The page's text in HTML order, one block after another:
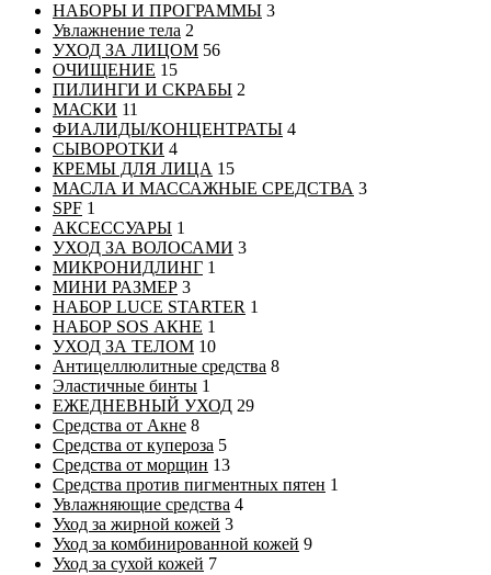
НАБОРЫ И ПРОГРАММЫ 3
Увлажнение тела 2
УХОД ЗА ЛИЦОМ 56
ОЧИЩЕНИЕ 15
ПИЛИНГИ И СКРАБЫ 2
МАСКИ 11
ФИАЛИДЫ/КОНЦЕНТРАТЫ 4
СЫВОРОТКИ 4
КРЕМЫ ДЛЯ ЛИЦА 15
МАСЛА И МАССАЖНЫЕ СРЕДСТВА 3
SPF 1
АКСЕССУАРЫ 1
УХОД ЗА ВОЛОСАМИ 3
МИКРОНИДЛИНГ 1
МИНИ РАЗМЕР 3
НАБОР LUCE STARTER 1
НАБОР SOS АКНЕ 1
УХОД ЗА ТЕЛОМ 10
Антицеллюлитные средства 8
Эластичные бинты 1
ЕЖЕДНЕВНЫЙ УХОД 29
Средства от Акне 8
Средства от купероза 5
Средства от морщин 13
Средства против пигментных пятен 1
Увлажняющие средства 4
Уход за жирной кожей 3
Уход за комбинированной кожей 9
Уход за сухой кожей 7